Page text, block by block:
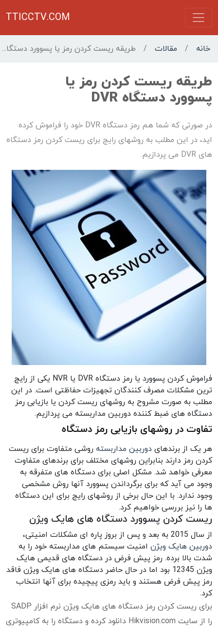
TTICCTV.COM
خانه / مقالات / طریقه ریست کردن رمز یا پسوورد دستگاه DVR
طریقه ریست کردن رمز یا
پسوورد دستگاه DVR
در صورتی که شما هم رمز دستگاه DVR خود را فراموش کرده
اید، در این مطلب به روشهای رایج برای ریست کردن رمز دستگاه
های DVR می پردازیم.
فراموش کردن پسوورد یا رمز دستگاه DVR یا NVR یکی از رایج
ترین مشکلات مصرف کنندگان تجهیزات حفاظتی است. در این
مطلب به صورت مشروح به روشهای ریست کردن یا بازیابی رمز
دستگاه های ضبط کننده دوربین مداربسته می پردازیم.
تفاوت در روشهای بازیابی رمز دستگاه
هر یک از برندهای دوربین مداربسته روشی متفاوت برای ریست
کردن رمز دارند بنابراین روشهای مختلف برای برندهای متفاوت
معرفی خواهد شد. مشکل اصلی برای دستگاه های متفرقه به
وجود می آید که برای برگرداندن پسوورد آنها روش مشخصی
وجود ندارد. با این حال برخی از روشهای رایج برای این دستگاه
ها را نیز بررسی خواهیم کرد.
ریست کردن پسوورد دستگاه های هایک ویژن
از سال 2015 به بعد و پس از بروز پاره ای مشکلات امنیتی،
دوربین هایک ویژن امنیت سیستم های مداربسته خود را به
شدت بالا برده. رمز پیش فرض در دستگاه های قدیمی هایک
ویژن 12345 بود اما در حال حاضر دستگاه های هایک ویژن فاقد
رمز پیش فرض هستند و باید رمزی پیچیده برای آنها انتخاب
کرد.
برای ریست کردن رمز دستگاه های هایک ویژن نرم افزار SADP
را از سایت Hikvision.com دانلود کرده و دستگاه را به کامپیوتری